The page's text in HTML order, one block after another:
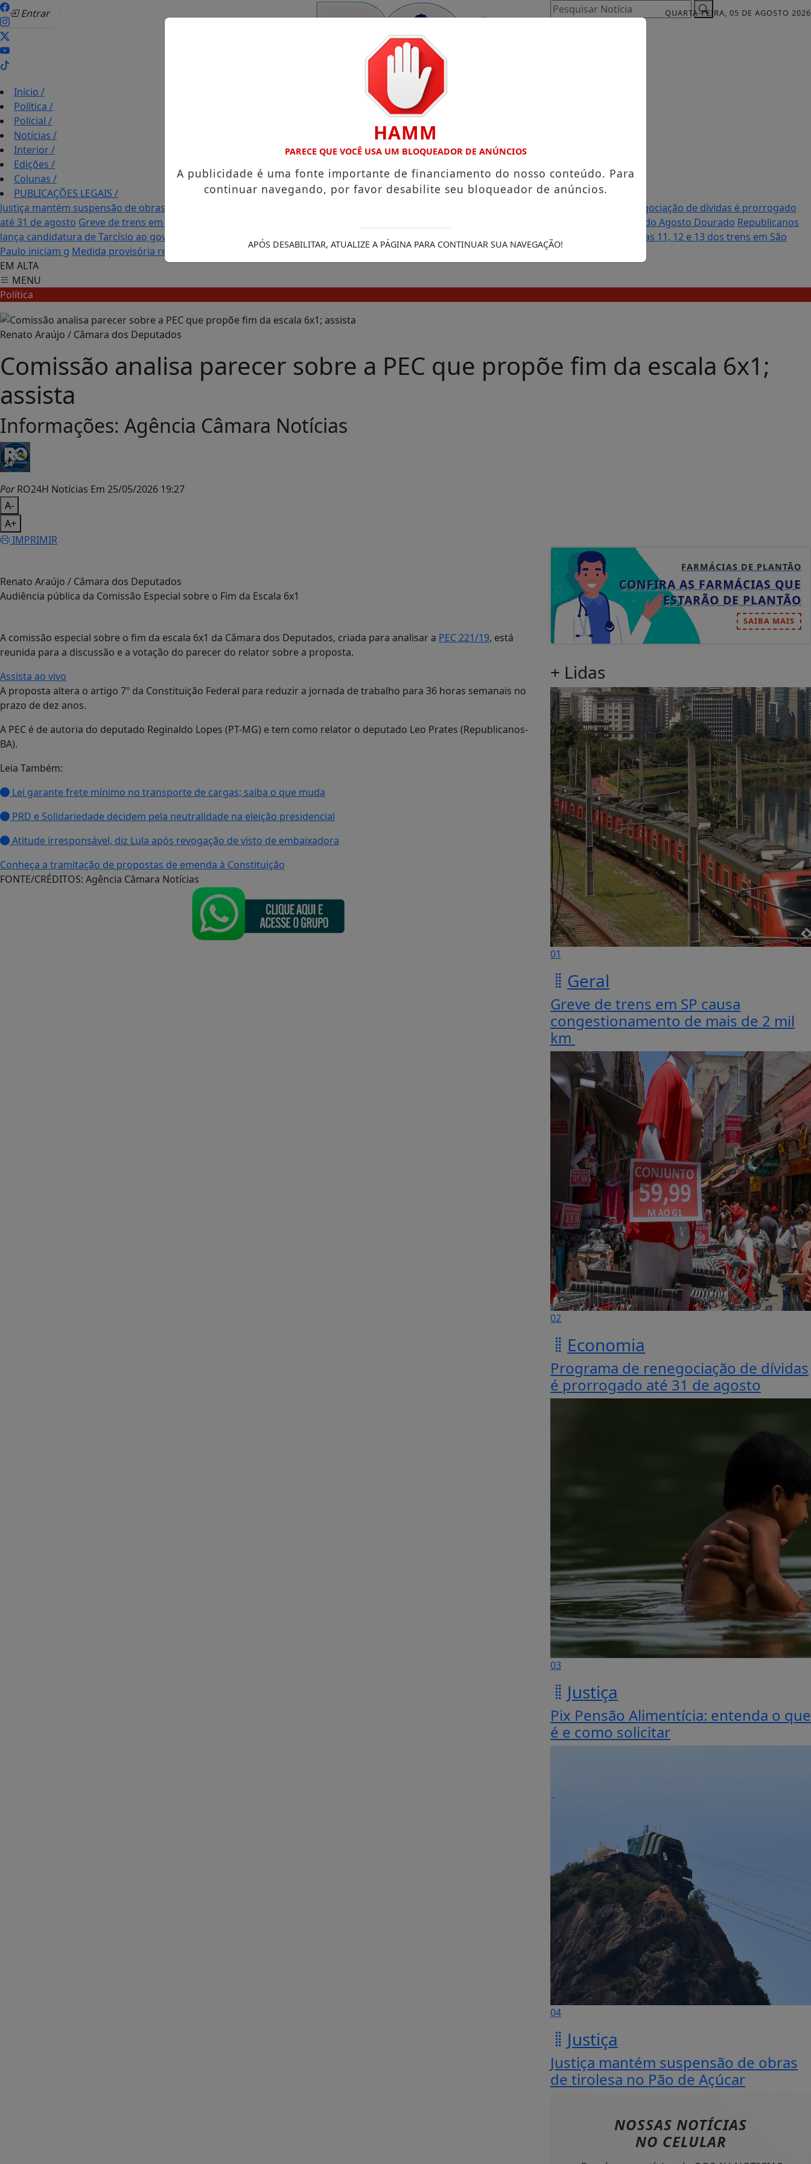
Entrar QUARTA-FEIRA, 05 DE AGOSTO 2026
Pesquisar Notícia
Início /
Política /
Policial /
Notícias /
Interior/
Edições /
Colunas /
PUBLICAÇÕES LEGAIS /
Justiça mantém suspensão de obras de tirolesa no Pão de Açúcar
Programa de renegociação de dívidas é prorrogado
até 31 de agosto Greve de trens em SP causa congestionamento de mais de 2 mil km Semana Mundial do Aleitamento Materno marca início do Agosto Dourado Republicanos
lança candidatura de Tarcísio ao governo de São Paulo
Caminhadas buscam conscientizar população sobre lipedema
Trabalhadores das linhas 11, 12 e 13 dos trens em São
Paulo iniciam g Medida provisória reforça crédito e habitação e altera programas Desenrola e Minha Casa, Minha Vida
EM ALTA
MENU
Política
Renato Araújo / Câmara dos Deputados
Comissão analisa parecer sobre a PEC que propõe fim da escala 6x1;
assista
Informações: Agência Câmara Notícias
PorRO24H Notícias Em 25/05/2026 19:27
A-
A+
IMPRIMIR
Renato Araújo / Câmara dos Deputados
Audiência pública da Comissão Especial sobre o Fim da Escala 6x1
A comissão especial sobre o fim da escala 6x1 da Câmara dos Deputados, criada para analisar a PEC 221/19, está
reunida para a discussão e a votação do parecer do relator sobre a proposta.
Assista ao vivo
A proposta altera o artigo 7º da Constituição Federal para reduzir a jornada de trabalho para 36 horas semanais no
prazo de dez anos.
A PEC é de autoria do deputado Reginaldo Lopes (PT-MG) e tem como relator o deputado Leo Prates (Republicanos-
BA).
Leia Também:
Lei garante frete mínimo no transporte de cargas; saiba o que muda
PRD e Solidariedade decidem pela neutralidade na eleição presidencial
Atitude irresponsável, diz Lula após revogação de visto de embaixadora
Conheça a tramitação de propostas de emenda à Constituição
FONTE/CRÉDITOS: Agência Câmara Notícias
FARMÁCIAS DE PLANTÃO
CONFIRA AS FARMÁCIAS QUE
ESTARÃO DE PLANTÃO
SAIBA MAIS
+ Lidas
01
Geral
Greve de trens em SP causa
congestionamento de mais de 2 mil
km
02
Economia
Programa de renegociação de dívidas
é prorrogado até 31 de agosto
03
Justiça
Pix Pensão Alimentícia: entenda o que
é e como solicitar
04
Justiça
Justiça mantém suspensão de obras
de tirolesa no Pão de Açúcar
NOSSAS NOTÍCIAS
NO CELULAR
HAMM
PARECE QUE VOCÊ USA UM BLOQUEADOR DE ANÚNCIOS
A publicidade é uma fonte importante de financiamento do nosso conteúdo. Para
continuar navegando, por favor desabilite seu bloqueador de anúncios.
APÓS DESABILITAR, ATUALIZE A PÁGINA PARA CONTINUAR SUA NAVEGAÇÃO!